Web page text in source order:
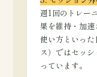
週1回のトレー
果を維持・加
使い方といっ
ス）ではセッ
っています。